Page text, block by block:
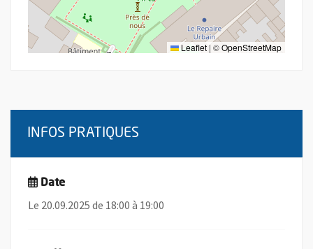
Leaflet | ©OpenStreetMap
INFOS PRATIQUES
Date
Le 20.09.2025 de 18:00 à 19:00